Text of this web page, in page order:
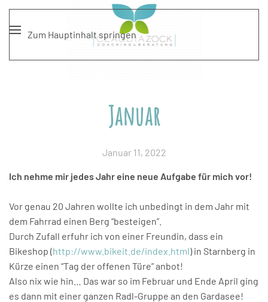
Zum Hauptinhalt springen
Januar
Januar 11, 2022
Ich nehme mir jedes Jahr eine neue Aufgabe für mich vor!
Vor genau 20 Jahren wollte ich unbedingt in dem Jahr mit
dem Fahrrad einen Berg “besteigen”.
Durch Zufall erfuhr ich von einer Freundin, dass ein
Bikeshop (http://www.bikeit.de/index.html) in Starnberg in
Kürze einen “Tag der offenen Türe” anbot!
Also nix wie hin… Das war so im Februar und Ende April ging
es dann mit einer ganzen Radl-Gruppe an den Gardasee!